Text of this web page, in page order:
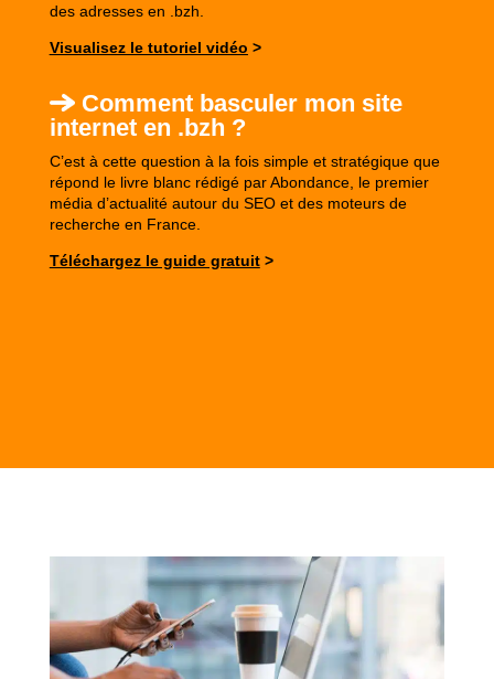
des adresses en .bzh.
Visualisez le tutoriel vidéo >
Comment basculer mon site
internet en .bzh ?
C’est à cette question à la fois simple et stratégique que
répond le livre blanc rédigé parAbondance, le premier
média d’actualité autour du SEO et des moteurs de
recherche en France.
Téléchargez le guide gratuit >